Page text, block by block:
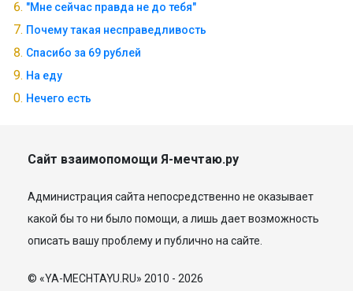
"Мне сейчас правда не до тебя"
Почему такая несправедливость
Спасибо за 69 рублей
На еду
Нечего есть
Сайт взаимопомощи Я-мечтаю.ру
Администрация сайта непосредственно не оказывает
какой бы то ни было помощи, а лишь дает возможность
описать вашу проблему и публично на сайте.
© «YA-MECHTAYU.RU» 2010 - 2026